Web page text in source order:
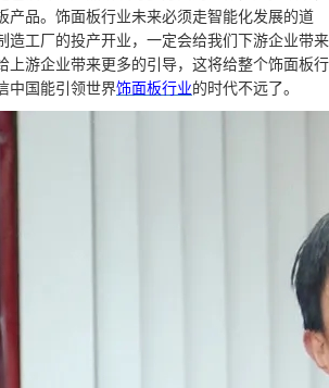
产品。饰面板行业未来必须走智能化发展的道
造工厂的投产开业，一定会给我们下游企业带来
上游企业带来更多的引导，这将给整个饰面板行
中国能引领世界饰面板行业的时代不远了。